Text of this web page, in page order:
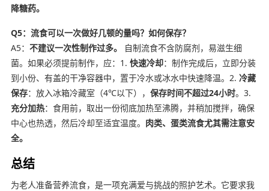
降糖药。
Q5：流食可以一次做好几顿的量吗？如何保存？
A5： 不建议一次性制作过多。
自制流食不含防腐剂，易滋生细
菌。如果必须提前制作，应：1. 快速冷却：制作完成后，立即分装
到小份、有盖的干净容器中，置于冷水或冰水中快速降温。2. 冷藏
保存：放入冰箱冷藏室（4℃以下）， 保存时间不超过24小时。3.
充分加热：食用前，取出一份彻底加热至沸腾，并稍加搅拌，确保
中心也热透，然后冷却至适宜温度。 肉类、蛋类流食尤其需注意安
全。
总结
为老人准备营养流食，是一项充满爱与挑战的照护艺术。它要求我